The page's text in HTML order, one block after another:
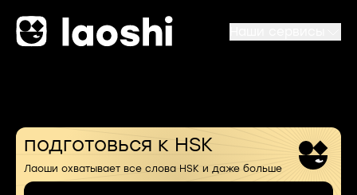
подготовься к HSK
Лаоши охватывает все слова HSK и даже больше